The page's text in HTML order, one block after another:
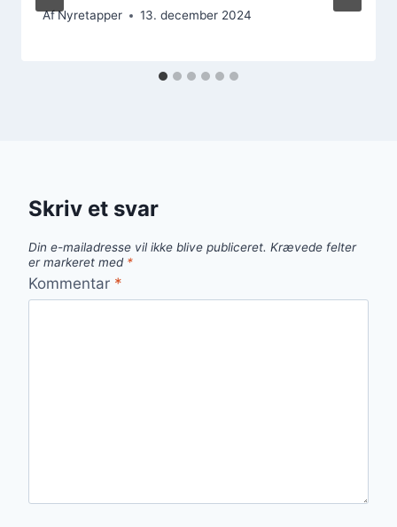
AfNyretapper 13. december 2024
Skriv et svar
Din e-mailadresse vil ikke blive publiceret. Krævede felter
er markeret med *
Kommentar *